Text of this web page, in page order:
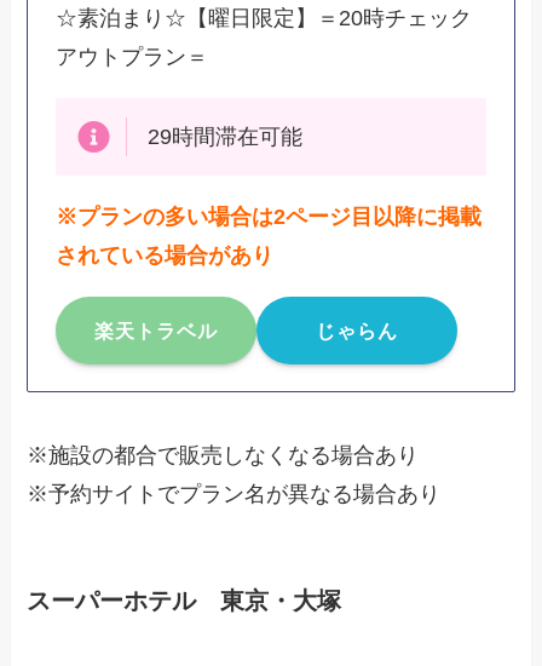
☆素泊まり☆【曜日限定】＝20時チェック
アウトプラン＝
29時間滞在可能
※プランの多い場合は2ページ目以降に掲載
されている場合があり
楽天トラベル じゃらん
※施設の都合で販売しなくなる場合あり
※予約サイトでプラン名が異なる場合あり
スーパーホテル 東京・大塚